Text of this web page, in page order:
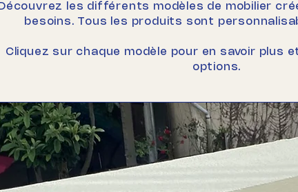
Découvrez les différents modèles de mobilier
besoins. Tous les produits sont
Cliquez sur chaque modèle pour en savoir plus
options.